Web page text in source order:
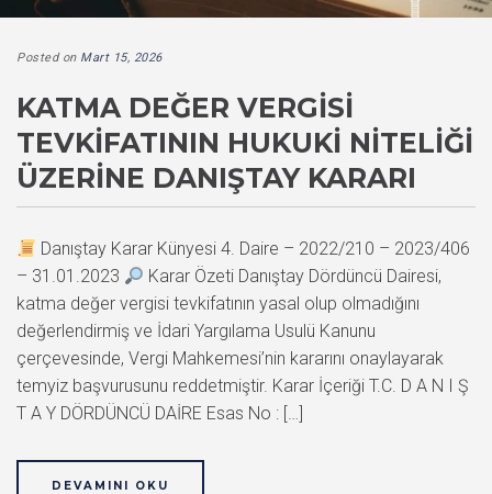
Posted on Mart 15, 2026
KATMA DEĞER VERGISI
TEVKIFATININ HUKUKI NITELIĞI
ÜZERINE DANIŞTAY KARARI
Danıştay Karar Künyesi 4. Daire – 2022/210 – 2023/406
– 31.01.2023
Karar Özeti Danıştay Dördüncü Dairesi,
katma değer vergisi tevkifatının yasal olup olmadığını
değerlendirmiş ve İdari Yargılama Usulü Kanunu
çerçevesinde, Vergi Mahkemesi’nin kararını onaylayarak
temyiz başvurusunu reddetmiştir. Karar İçeriği T.C. D A N I Ş
T A Y DÖRDÜNCÜ DAİRE Esas No : […]
DEVAMINI OKU